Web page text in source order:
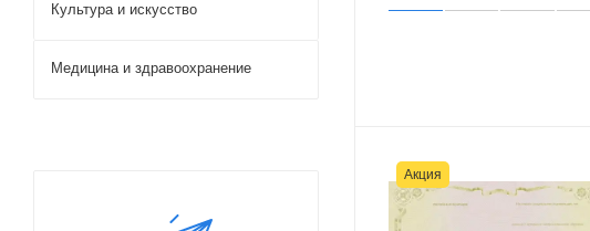
Акция
Культура и искусство
Медицина и здравоохранение